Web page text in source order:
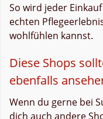
So wird jeder
echten
wohlfühlen kannst.
Diese Shops
ebenfalls
Wenn du gerne bei
dich auch andere